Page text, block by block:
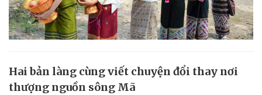
Hai bản làng cùng viết chuyện đổi thay nơi
thượng nguồn sông Mã